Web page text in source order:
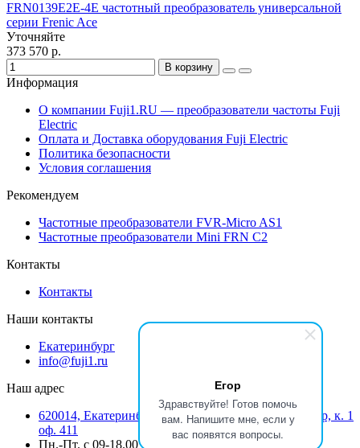
Егор
Здравствуйте! Готов помочь
вам. Напишите мне, если у
вас появятся вопросы.
FRN0139E2E-4E частотный преобразователь универсальной
серии Frenic Ace
Уточняйте
373 570 р.
В корзину
Информация
О компании Fuji1.RU — преобразователи частоты Fuji
Electric
Оплата и Доставка оборудования Fuji Electric
Политика безопасности
Условия соглашения
Рекомендуем
Частотные преобразователи FVR-Micro AS1
Частотные преобразователи Mini FRN C2
Контакты
Контакты
Наши контакты
Екатеринбург
info@fuji1.ru
Наш адрес
620014, Екатеринбург, Режевской тракт 15 километр, к. 1
оф. 411
Пн.-Пт. с 09-18.00